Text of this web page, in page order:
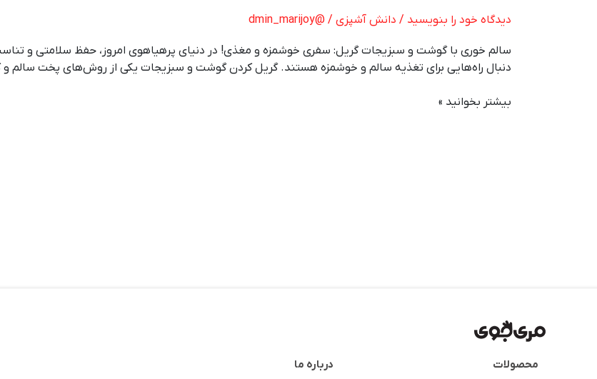
دیدگاه‌ خود را بنویسید / دانش آشپزی /
@dmin_marijoy
سالم خوری با گوشت و سبزیجات گریل: سفری خوشمزه و مغذی! در دنیای پرهیاهوی امروز، حفظ سلامتی و تناسب
دنبال راه‌هایی برای تغذیه سالم و خوشمزه هستند. گریل کردن گوشت و سبزیجات یکی از روش‌های پخت سالم
با
کبابی
بیشتر بخوانید »
محصولات درباره ما